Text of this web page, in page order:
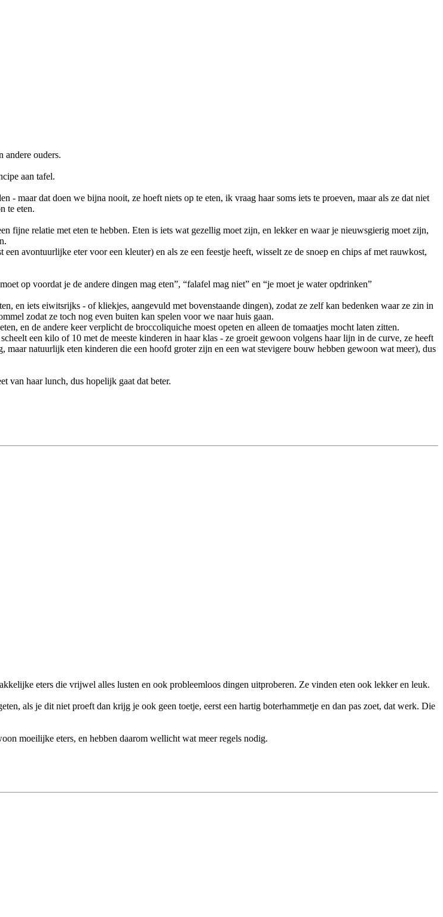
andere ouders.
aan tafel.
- maar dat doen we bijna nooit, ze hoeft niets op te eten, ik vraag haar soms iets te proeven, maar als ze dat niet
te eten.
fijne relatie met eten te hebben. Eten is iets wat gezellig moet zijn, en lekker en waar je nieuwsgierig moet zijn,
avontuurlijke eter voor een kleuter) en als ze een feestje heeft, wisselt ze de snoep en chips af met rauwkost,
op voordat je de andere dingen mag eten”, “falafel mag niet” en “je moet je water opdrinken”
en iets eiwitsrijks - of kliekjes, aangevuld met bovenstaande dingen), zodat ze zelf kan bedenken waar ze zin in
zodat ze toch nog even buiten kan spelen voor we naar huis gaan.
en de andere keer verplicht de broccoliquiche moest opeten en alleen de tomaatjes mocht laten zitten.
een kilo of 10 met de meeste kinderen in haar klas - ze groeit gewoon volgens haar lijn in de curve, ze heeft
natuurlijk eten kinderen die een hoofd groter zijn en een wat stevigere bouw hebben gewoon wat meer), dus
van haar lunch, dus hopelijk gaat dat beter.
eters die vrijwel alles lusten en ook probleemloos dingen uitproberen. Ze vinden eten ook lekker en leuk.
als je dit niet proeft dan krijg je ook geen toetje, eerst een hartig boterhammetje en dan pas zoet, dat werk. Die
moeilijke eters, en hebben daarom wellicht wat meer regels nodig.